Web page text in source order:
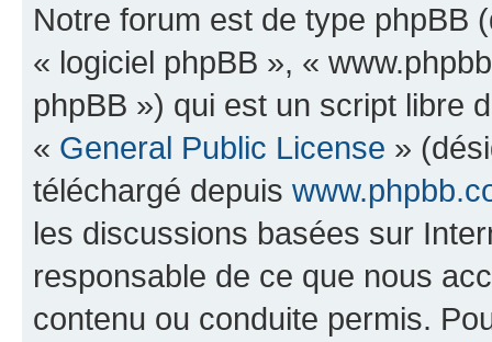
Notre forum est de type phpBB
« logiciel phpBB », «
phpBB ») qui est un script libre
« General Public License »
téléchargé depuis
les discussions basées sur
responsable de ce que nous
contenu ou conduite permis.